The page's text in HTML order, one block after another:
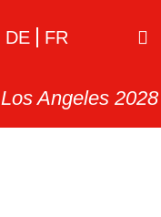
DE FR
Los Angeles 2028